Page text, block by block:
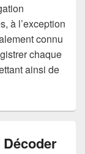
à l’exception
connu
chaque
ainsi de